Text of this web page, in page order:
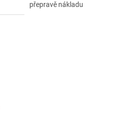
přepravě nákladu